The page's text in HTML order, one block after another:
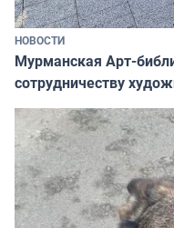
НОВОСТИ
Мурманская Арт-
сотрудничеству